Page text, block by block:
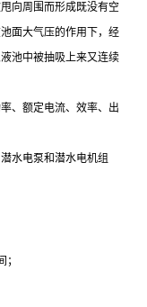
向周围而形成既没有空
面大气压的作用下，经
池中被抽吸上来又连续
、额定电流、效率、出
水电泵和潜水电机组